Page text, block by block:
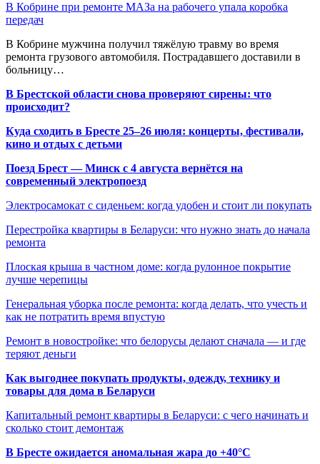
В Кобрине при ремонте МАЗа на рабочего упала коробка
передач
В Кобрине мужчина получил тяжёлую травму во время
ремонта грузового автомобиля. Пострадавшего доставили в
больницу…
В Брестской области снова проверяют сирены: что
происходит?
Куда сходить в Бресте 25–26 июля: концерты, фестивали,
кино и отдых с детьми
Поезд Брест — Минск с 4 августа вернётся на
современный электропоезд
Электросамокат с сиденьем: когда удобен и стоит ли покупать
Перестройка квартиры в Беларуси: что нужно знать до начала
ремонта
Плоская крыша в частном доме: когда рулонное покрытие
лучше черепицы
Генеральная уборка после ремонта: когда делать, что учесть и
как не потратить время впустую
Ремонт в новостройке: что белорусы делают сначала — и где
теряют деньги
Как выгоднее покупать продукты, одежду, технику и
товары для дома в Беларуси
Капитальный ремонт квартиры в Беларуси: с чего начинать и
сколько стоит демонтаж
В Бресте ожидается аномальная жара до +40°C